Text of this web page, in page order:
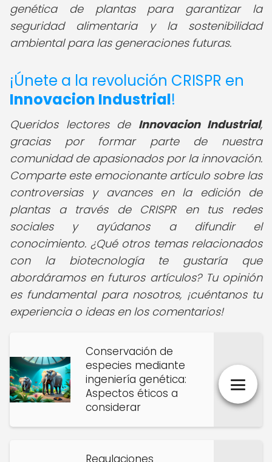
genética de plantas para garantizar la
seguridad alimentaria y la sostenibilidad
ambiental para las generaciones futuras.
¡Únete a la revolución CRISPR en
Innovacion Industrial!
Queridos lectores de Innovacion Industrial,
gracias por formar parte de nuestra
comunidad de apasionados por la innovación.
Comparte este emocionante artículo sobre las
controversias y avances en la edición de
plantas a través de CRISPR en tus redes
sociales y ayúdanos a difundir el
conocimiento. ¿Qué otros temas relacionados
con la biotecnología te gustaría que
abordáramos en futuros artículos? Tu opinión
es fundamental para nosotros, ¡cuéntanos tu
experiencia o ideas en los comentarios!
Conservación de
especies mediante
ingeniería genética:
Aspectos éticos a
considerar
Regulaciones